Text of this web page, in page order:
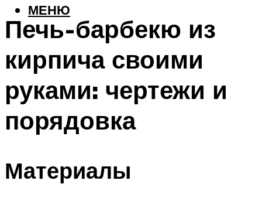
МЕНЮ
Печь-барбекю из
кирпича своими
руками: чертежи и
порядовка
Материалы